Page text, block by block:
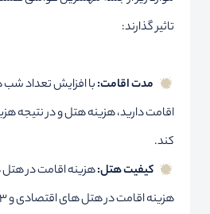
تاثیر گذارند:
مدت اقامت:با افزایش تعداد
اقامت دارید، هزینه هتل و در نتیجه
کند.
کیفیت هتل: